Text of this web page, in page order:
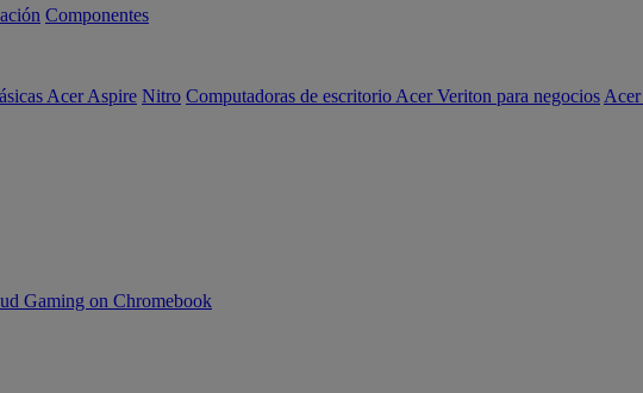
Componentes
Acer Aspire Nitro Computadoras de escritorio Acer Veriton para negocios
Gaming on Chromebook